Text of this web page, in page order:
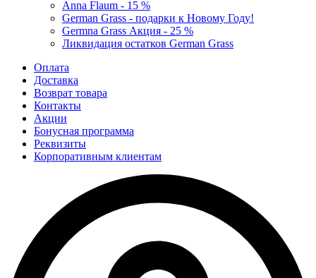
Anna Flaum - 15 %
German Grass - подарки к Новому Году!
Germna Grass Акция - 25 %
Ликвидация остатков German Grass
Оплата
Доставка
Возврат товара
Контакты
Акции
Бонусная программа
Реквизиты
Корпоративным клиентам